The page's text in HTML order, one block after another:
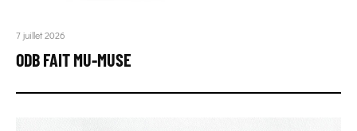
7 juillet 2026
ODB FAIT MU-MUSE